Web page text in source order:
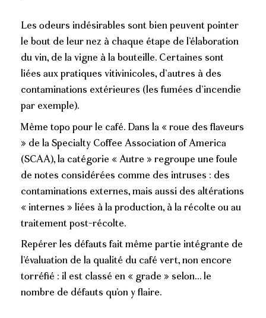
Les odeurs indésirables sont bien peuvent pointer
le bout de leur nez à chaque étape de l’élaboration
du vin, de la vigne à la bouteille. Certaines sont
liées aux pratiques vitivinicoles, d’autres à des
contaminations extérieures (les fumées d’incendie
par exemple).
Même topo pour le café. Dans la « roue des flaveurs
» de la Specialty Coffee Association of America
(SCAA), la catégorie « Autre » regroupe une foule
de notes considérées comme des intruses : des
contaminations externes, mais aussi des altérations
« internes » liées à la production, à la récolte ou au
traitement post-récolte.
Repérer les défauts fait même partie intégrante de
l’évaluation de la qualité du café vert, non encore
torréfié : il est classé en « grade » selon… le
nombre de défauts qu’on y flaire.